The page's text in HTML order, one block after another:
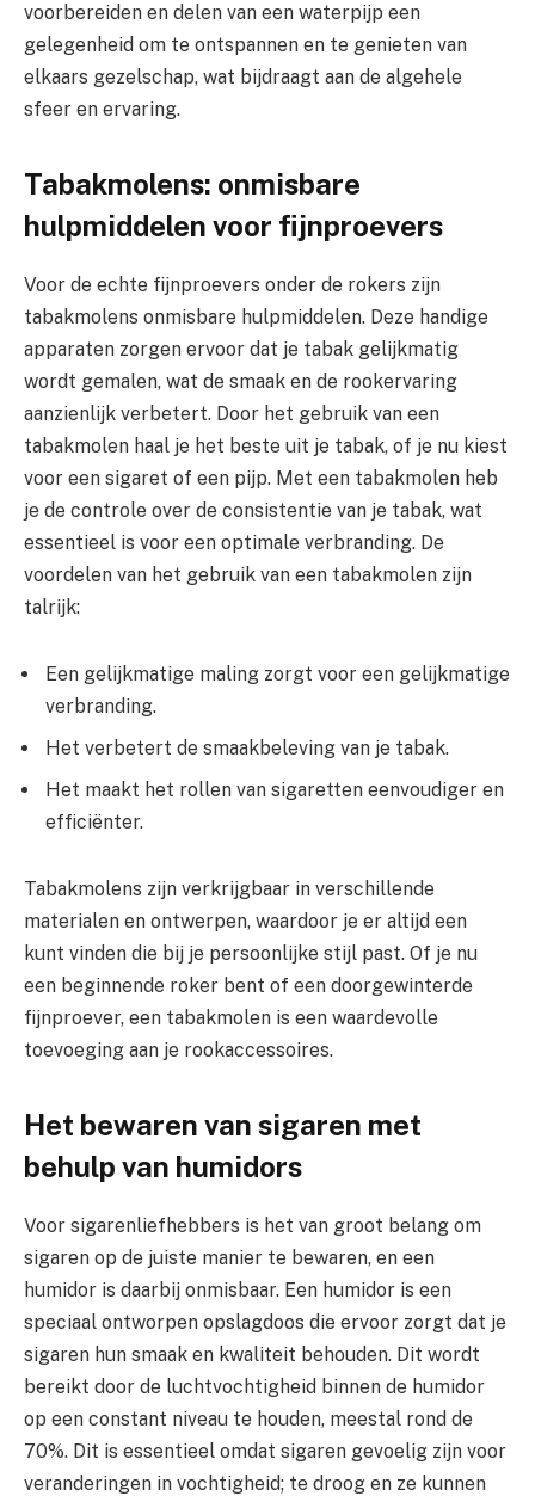
voorbereiden en delen van een waterpijp een
gelegenheid om te ontspannen en te genieten van
elkaars gezelschap, wat bijdraagt aan de algehele
sfeer en ervaring.
Tabakmolens: onmisbare
hulpmiddelen voor fijnproevers
Voor de echte fijnproevers onder de rokers zijn
tabakmolens onmisbare hulpmiddelen. Deze handige
apparaten zorgen ervoor dat je tabak gelijkmatig
wordt gemalen, wat de smaak en de rookervaring
aanzienlijk verbetert. Door het gebruik van een
tabakmolen haal je het beste uit je tabak, of je nu kiest
voor een sigaret of een pijp. Met een tabakmolen heb
je de controle over de consistentie van je tabak, wat
essentieel is voor een optimale verbranding. De
voordelen van het gebruik van een tabakmolen zijn
talrijk:
Een gelijkmatige maling zorgt voor een gelijkmatige
verbranding.
Het verbetert de smaakbeleving van je tabak.
Het maakt het rollen van sigaretten eenvoudiger en
efficiënter.
Tabakmolens zijn verkrijgbaar in verschillende
materialen en ontwerpen, waardoor je er altijd een
kunt vinden die bij je persoonlijke stijl past. Of je nu
een beginnende roker bent of een doorgewinterde
fijnproever, een tabakmolen is een waardevolle
toevoeging aan je rookaccessoires.
Het bewaren van sigaren met
behulp van humidors
Voor sigarenliefhebbers is het van groot belang om
sigaren op de juiste manier te bewaren, en een
humidor is daarbij onmisbaar. Een humidor is een
speciaal ontworpen opslagdoos die ervoor zorgt dat je
sigaren hun smaak en kwaliteit behouden. Dit wordt
bereikt door de luchtvochtigheid binnen de humidor
op een constant niveau te houden, meestal rond de
70%. Dit is essentieel omdat sigaren gevoelig zijn voor
veranderingen in vochtigheid; te droog en ze kunnen